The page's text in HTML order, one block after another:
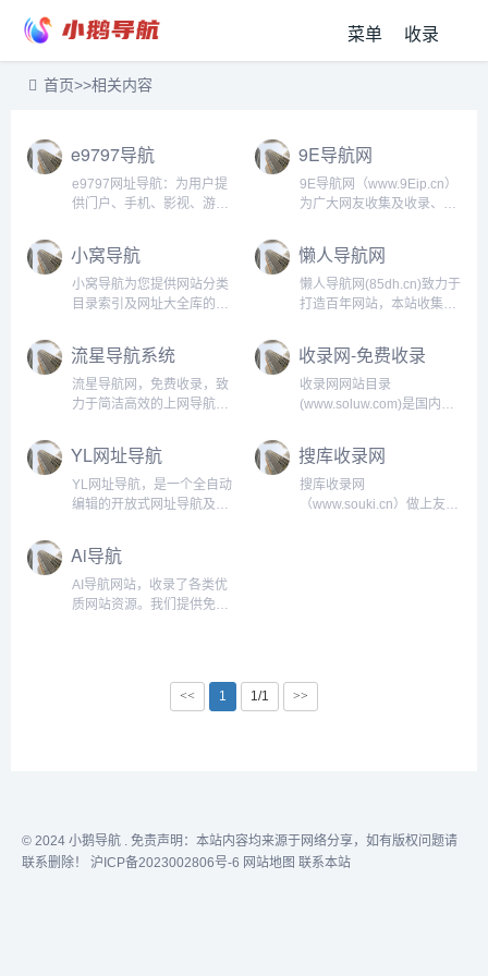
菜单 收录
首页>>相关内容
e9797导航
e9797网址导航：为用户提
供门户、手机、影视、游
安全上网主页、实用网址导
航之家、便捷的上网导航助
手。广泛收集并精心推荐各
领域的优质网站大全，提供
可信网站免费收录提交入
口。...
9E导航网
9E导航网（www.9Eip.cn）
为广大网友收集及收录、整
全，同时提供多个搜索入口
让您方便快捷地尽享实用查
询，体验非凡的导航网，网
罗各种分类查询中的优秀网
小窝导航
小窝导航为您提供网站分类
目录索引及网址大全库的建
捷的网址存储和查询服务，
同时提供最全的优秀名站导
航。...
懒人导航网
懒人导航网(85dh.cn)致力于
打造百年网站，本站收集全
网站等于无数个网站，你需
要的任何网站在本站都可以
查到，如果你是站长期待你
的加入...
流星导航系统
流星导航网，免费收录，致
力于简洁高效的上网导航和
接，全站无商业推广，简约
而不简单。...
收录网-免费收录
收录网网站目录
(www.soluw.com)是国内专
要提供网站分类、中文网站
收录、网址提交、文章发布
等服务。提供网站目录分类
检索，收集正规的中文网
YL网址导航
YL网址导航，是一个全自动
编辑的开放式网址导航及网
外、各行业优秀网站，旨在
为用户提供网站分类目录网
站检索、优秀网站目录参
考、网站优化推广及互联网
搜库收录网
搜库收录网
（www.souki.cn）做上友情
Ai导航
AI导航网站，收录了各类优
质网站资源。我们提供免费
们的导航网站中。我们精选
收录的网站都是精品，内容
<< 1 1/1 >>
© 2024 小鹅导航 . 免责声明：本站内容均来源于网络分享，如有版权问题请
联系删除！ 沪ICP备2023002806号-6 网站地图 联系本站